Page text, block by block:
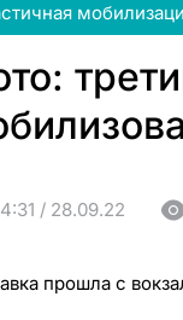
/ 28.09.22
прошла с